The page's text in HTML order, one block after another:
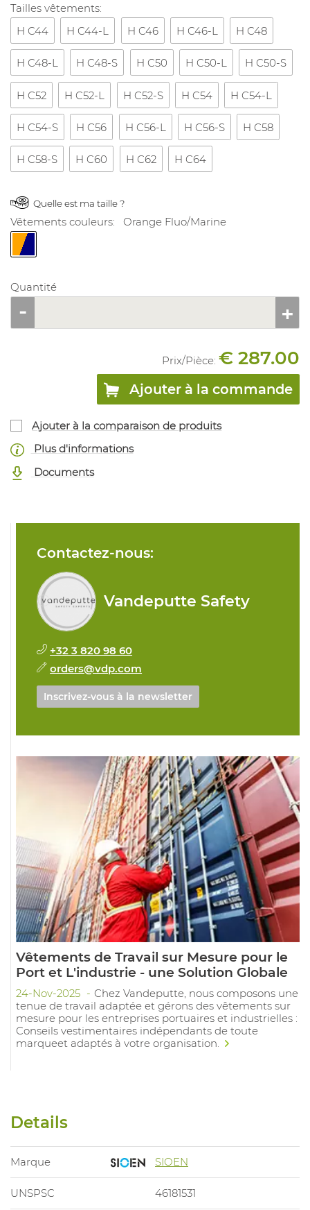
Tailles vêtements:
H C44
H C44-L H C46 H C46-L H C48
H C48-L H C48-S H C50 H C50-L H C50-S
H C52 H C52-L H C52-S H C54 H C54-L
H C54-S H C56 H C56-L H C56-S H C58
H C58-S H C60 H C62 H C64
Quelle est ma taille ?
Vêtements couleurs: Orange Fluo/Marine
Quantité
Prix/Pièce: € 287.00
Ajouter à la commande
Ajouter à la comparaison de produits
Plus d'informations
Documents
Contactez-nous:
Vandeputte Safety
+32 3 820 98 60
orders@vdp.com
Inscrivez-vous à la newsletter
Vêtements de Travail sur Mesure pour le
Port et L'industrie - une Solution Globale
24-Nov-2025
Chez Vandeputte, nous composons une
tenue de travail adaptée et gérons des vêtements sur
mesure pour les entreprises portuaires et industrielles :
Conseils vestimentaires indépendants de toute
marqueet adaptés à votre organisation.
Details
Marque SIOEN
UNSPSC 46181531